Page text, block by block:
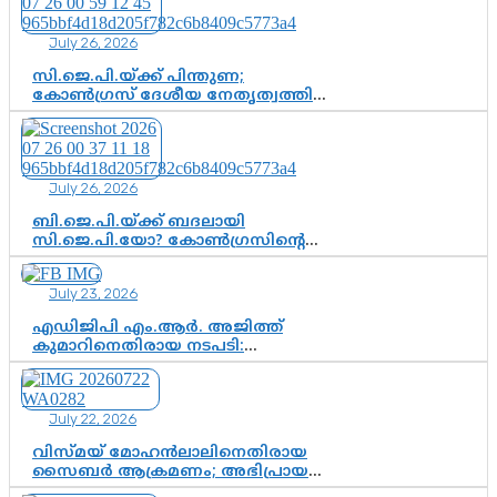
തീരുമാനം; വീണയ്‌ക്കെതിരെ
കൂടുതൽ തെളിവുകൾ പരിശോധിച്ച്
ഇഡി
July 26, 2026
സി.ജെ.പി.യ്ക്ക് പിന്തുണ;
കോൺഗ്രസ് ദേശീയ നേതൃത്വത്തിൽ
ആശങ്കയോ? പാർട്ടിക്കുള്ളിൽ
ഭിന്നാഭിപ്രായമെന്ന വിലയിരുത്തൽ
July 26, 2026
ബി.ജെ.പി.യ്ക്ക് ബദലായി
സി.ജെ.പി.യോ? കോൺഗ്രസിന്റെ
രാഷ്ട്രീയ ഇടം കൈവശപ്പെടുത്താൻ
സിജെപി ഉയർന്നുകഴിഞ്ഞോ?
ഇന്ത്യൻ രാഷ്ട്രീയത്തിലെ പുതിയ
വഴിത്തിരിവ്
July 23, 2026
എഡിജിപി എം.ആർ. അജിത്ത്
കുമാറിനെതിരായ നടപടി:
സസ്പെൻഷനിൽ ഒതുങ്ങുമോ,
അതോ കൂടുതൽ കടുത്ത
നടപടികളിലേക്കോ?
July 22, 2026
വിസ്മയ് മോഹൻലാലിനെതിരായ
സൈബർ ആക്രമണം; അഭിപ്രായ
സ്വാതന്ത്ര്യത്തെ നിശ്ശബ്ദമാക്കുന്ന